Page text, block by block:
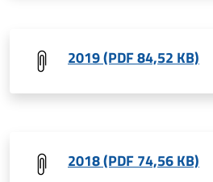
2019 (PDF 84,52 KB)
2018 (PDF 74,56 KB)